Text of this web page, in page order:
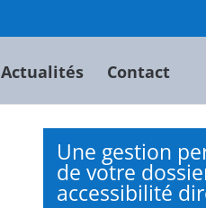
Actualités Contact
Une gestion
de votre
accessibilité